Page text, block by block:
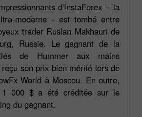
d'InstaForex – la
moderne - est tombé entre
trader Ruslan Makhauri de
Russie. Le gagnant de la
de Hummer aux mains
son prix bien mérité lors de
World à Moscou. En outre,
000 $ a été créditée sur le
du gagnant.